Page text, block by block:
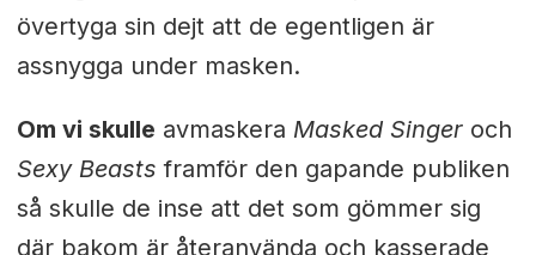
övertyga sin dejt att de egentligen är
assnygga under masken.
Om vi skulle avmaskera Masked Singeroch
Sexy Beasts framför den gapande publiken
så skulle de inse att det som gömmer sig
där bakom är återanvända och kasserade